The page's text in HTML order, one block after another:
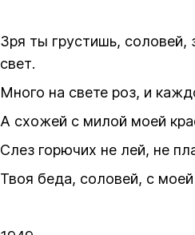
Зря ты грустишь, соловей,
свет.
Много на свете роз, и
А схожей с милой моей
Слез горючих не лей, не
Твоя беда, соловей, с